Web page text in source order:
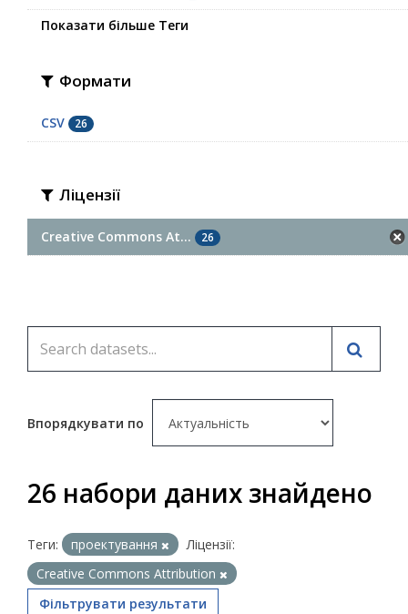
Показати більше Теги
Формати
CSV 26
Ліцензії
Creative Commons At... 26
Впорядкувати по
26 набори даних знайдено
Теги: проектування
Ліцензії:
Creative Commons Attribution
Фільтрувати результати